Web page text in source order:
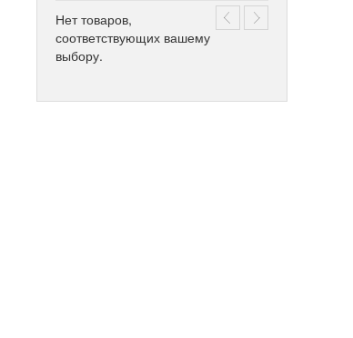
Нет товаров,
соответствующих вашему
выбору.